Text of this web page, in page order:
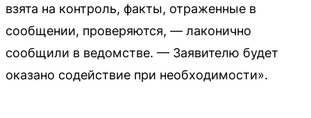
взята на контроль, факты, отраженные в
сообщении, проверяются, — лаконично
сообщили в ведомстве. — Заявителю будет
оказано содействие при необходимости».